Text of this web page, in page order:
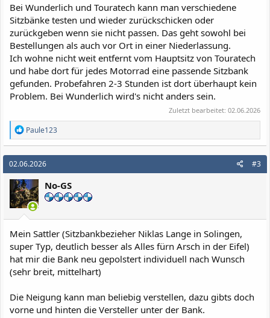
Bei Wunderlich und Touratech kann man verschiedene
Sitzbänke testen und wieder zurückschicken oder
zurückgeben wenn sie nicht passen. Das geht sowohl bei
Bestellungen als auch vor Ort in einer Niederlassung.
Ich wohne nicht weit entfernt vom Hauptsitz von Touratech
und habe dort für jedes Motorrad eine passende Sitzbank
gefunden. Probefahren 2-3 Stunden ist dort überhaupt kein
Problem. Bei Wunderlich wird's nicht anders sein.
Zuletzt bearbeitet: 02.06.2026
R
e
a
k
t
i
o
n
e
n
Paule123
02.06.2026 #3
No-GS
Mein Sattler (Sitzbankbezieher Niklas Lange in Solingen,
super Typ, deutlich besser als Alles fürn Arsch in der Eifel)
hat mir die Bank neu gepolstert individuell nach Wunsch
(sehr breit, mittelhart)
Die Neigung kann man beliebig verstellen, dazu gibts doch
vorne und hinten die Versteller unter der Bank.